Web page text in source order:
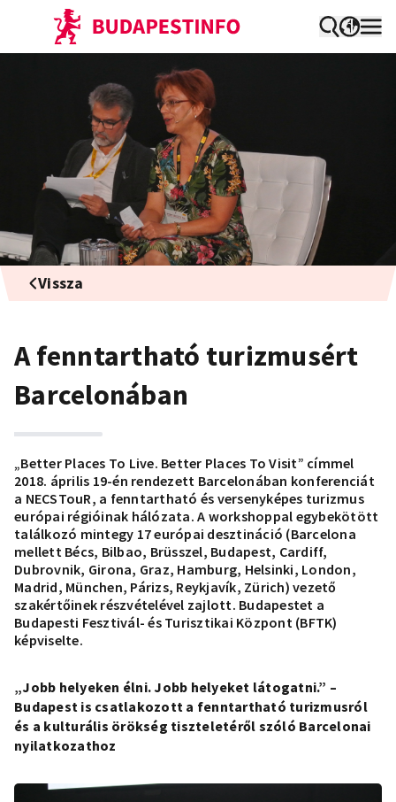
Vissza
A fenntartható turizmusért
Barcelonában
„Better Places To Live. Better Places To Visit” címmel
2018. április 19-én rendezett Barcelonában konferenciát
a NECSTouR, a fenntartható és versenyképes turizmus
európai régióinak hálózata. A workshoppal egybekötött
találkozó mintegy 17 európai desztináció (Barcelona
mellett Bécs, Bilbao, Brüsszel, Budapest, Cardiff,
Dubrovnik, Girona, Graz, Hamburg, Helsinki, London,
Madrid, München, Párizs, Reykjavík, Zürich) vezető
szakértőinek részvételével zajlott. Budapestet a
Budapesti Fesztivál- és Turisztikai Központ (BFTK)
képviselte.
„Jobb helyeken élni. Jobb helyeket látogatni.” –
Budapest is csatlakozott a fenntartható turizmusról
és a kulturális örökség tiszteletéről szóló Barcelonai
nyilatkozathoz